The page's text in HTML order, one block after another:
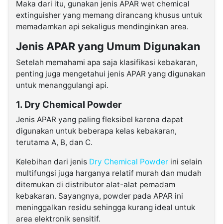
Maka dari itu, gunakan jenis APAR wet chemical
extinguisher yang memang dirancang khusus untuk
memadamkan api sekaligus mendinginkan area.
Jenis APAR yang Umum Digunakan
Setelah memahami apa saja klasifikasi kebakaran,
penting juga mengetahui jenis APAR yang digunakan
untuk menanggulangi api.
1. Dry Chemical Powder
Jenis APAR yang paling fleksibel karena dapat
digunakan untuk beberapa kelas kebakaran,
terutama A, B, dan C.
Kelebihan dari jenis Dry Chemical Powder ini selain
multifungsi juga harganya relatif murah dan mudah
ditemukan di distributor alat-alat pemadam
kebakaran. Sayangnya, powder pada APAR ini
meninggalkan residu sehingga kurang ideal untuk
area elektronik sensitif.